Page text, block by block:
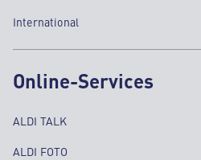
International
Online-Services
ALDI TALK
ALDI FOTO